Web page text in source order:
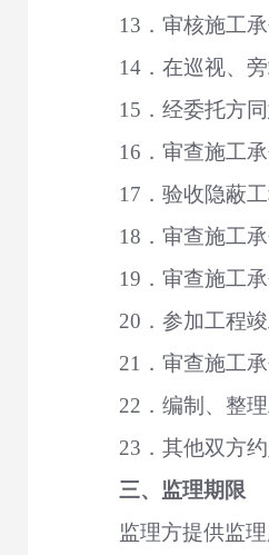
13．审核施工
14．在巡视、
15．经委托方
16．审查施工
17．验收隐蔽
18．审查施工
19 ． 审查施工
20 ． 参加工程
21 ． 审查施工
22 ． 编制、整
23．其他双方
三、监理期限
监理方提供监